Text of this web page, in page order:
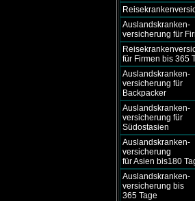
Auslandskranken-
versicherung für
für Firmen bis 365
Auslandskranken-
versicherung für
Backpacker
Auslandskranken-
versicherung für
Südostasien
Auslandskranken-
für Asien bis180
Auslandskranken-
versicherung
365 Tage